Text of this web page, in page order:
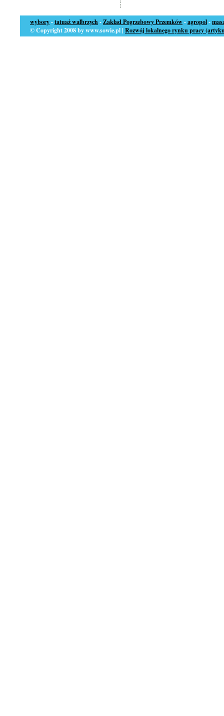
wybory-tatuaż wałbrzych-Zakład Pogrzebowy Przemków-agropol-
© Copyright 2008 by www.sowie.pl | Rozwój lokalnego rynku pracy